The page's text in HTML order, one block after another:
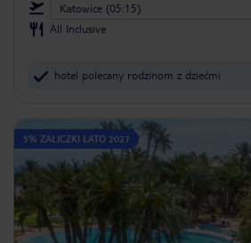
Katowice (05:15)
All Inclusive
hotel polecany rodzinom z dziećmi
5% ZALICZKI LATO 2027